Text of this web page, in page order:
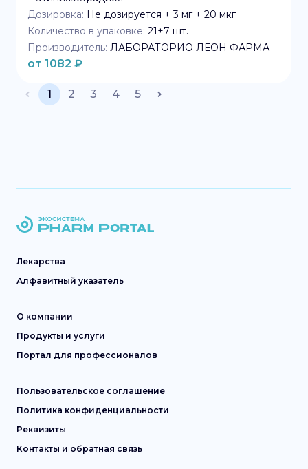
Дозировка: Не дозируется + 3 мг + 20 мкг
Количество в упаковке: 21+7 шт.
Производитель: ЛАБОРАТОРИО ЛЕОН ФАРМА
от 1082 ₽
1 2 3 4 5
Лекарства
Алфавитный указатель
О компании
Продукты и услуги
Портал для профессионалов
Пользовательское соглашение
Политика конфиденциальности
Реквизиты
Контакты и обратная связь